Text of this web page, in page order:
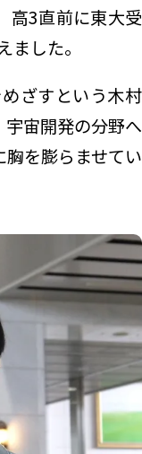
高3直前に東大受
した。
ざすという木村
宇宙開発の分野へ
胸を膨らませてい